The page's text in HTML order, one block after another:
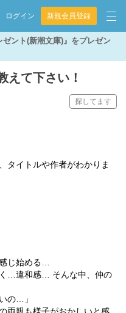
ログイン 新規会員登録
ント(新潮文庫)』をプレゼン
えて下さい！
探してます
タイトルや作者がわかりま
じ始める…
…違和感… そんな中、仲の
の…」